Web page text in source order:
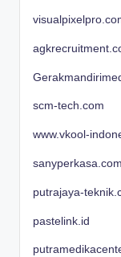
scm-tech.com
www.vkool-
sanyperkasa.com
putrajaya-
pastelink.id